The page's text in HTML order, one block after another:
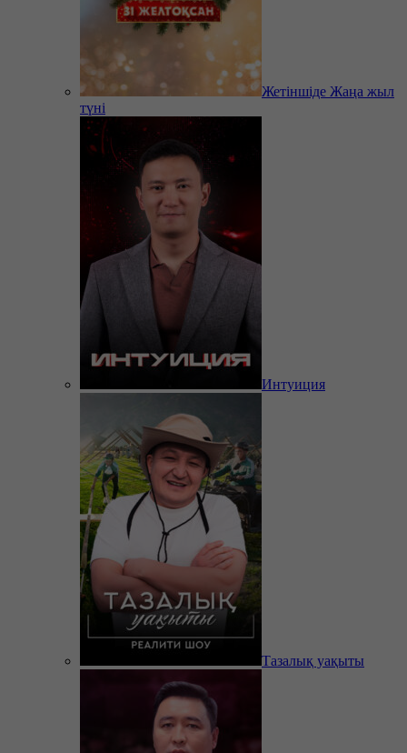
Жетіншіде Жаңа жыл
түні
Интуиция
Тазалық уақыты